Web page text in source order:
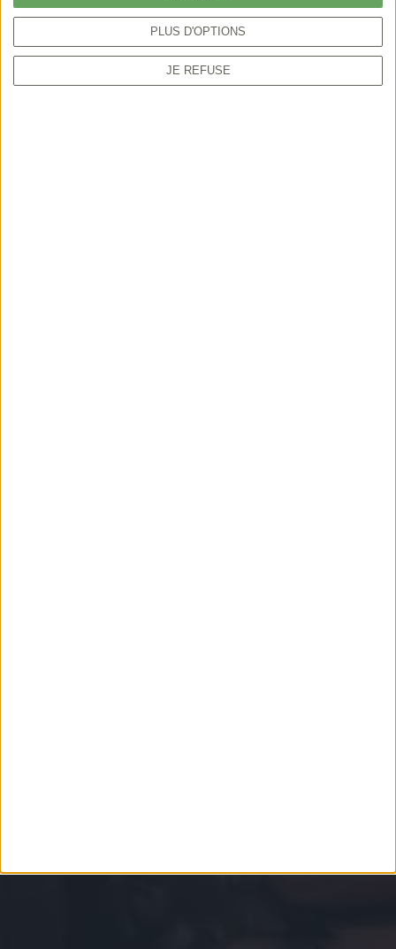
PLUS D'OPTIONS
JE REFUSE